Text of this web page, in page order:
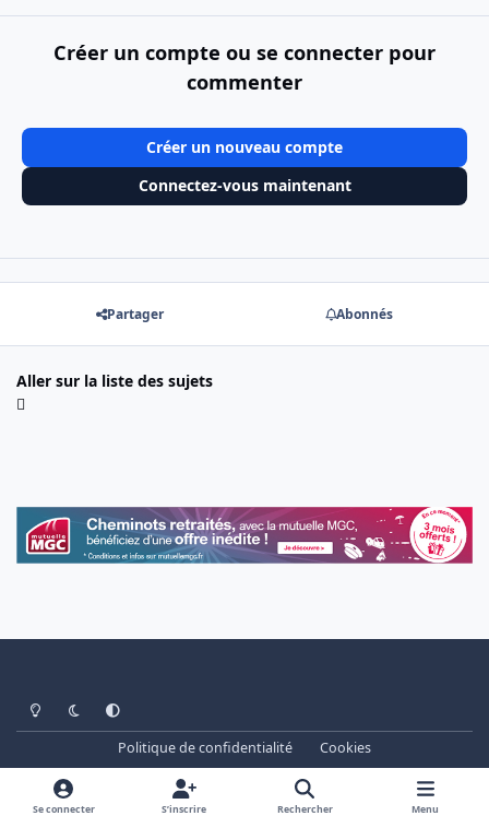
Créer un compte ou se connecter pour
commenter
Créer un nouveau compte
Connectez-vous maintenant
Partager Abonnés
Aller sur la liste des sujets
Light ModeDark ModeSystem Preference
Politique de confidentialité
Cookies
www.cheminots.net - Forum Libre depuis 2003
Powered by
Invision Community
Se connecter S’inscrire Rechercher Menu